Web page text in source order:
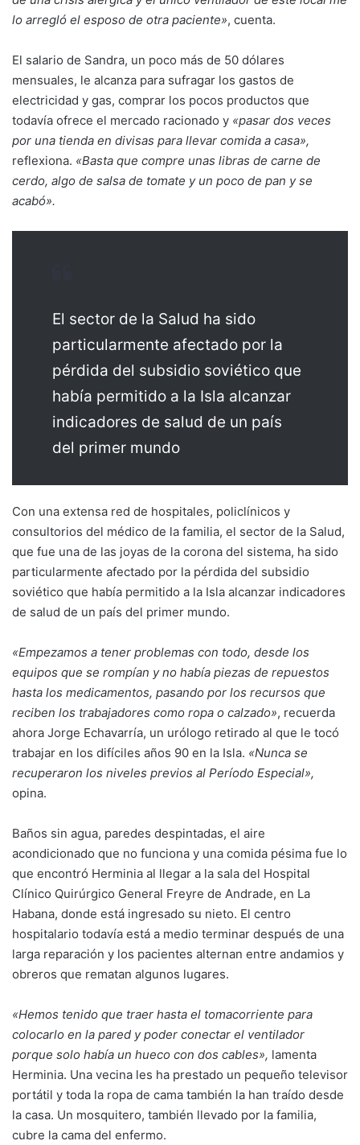
lo arregló el esposo de otra paciente», cuenta.
El salario de Sandra, un poco más de 50 dólares
mensuales, le alcanza para sufragar los gastos de
electricidad y gas, comprar los pocos productos que
todavía ofrece el mercado racionado y «pasar dos veces
por una tienda en divisas para llevar comida a casa»,
reflexiona. «Basta que compre unas libras de carne de
cerdo, algo de salsa de tomate y un poco de pan y se
acabó».
El sector de la Salud ha sido
particularmente afectado por la
pérdida del subsidio soviético que
había permitido a la Isla alcanzar
indicadores de salud de un país
del primer mundo
Con una extensa red de hospitales, policlínicos y
consultorios del médico de la familia, el sector de la Salud,
que fue una de las joyas de la corona del sistema, ha sido
particularmente afectado por la pérdida del subsidio
soviético que había permitido a la Isla alcanzar indicadores
de salud de un país del primer mundo.
«Empezamos a tener problemas con todo, desde los
equipos que se rompían y no había piezas de repuestos
hasta los medicamentos, pasando por los recursos que
reciben los trabajadores como ropa o calzado», recuerda
ahora Jorge Echavarría, un urólogo retirado al que le tocó
trabajar en los difíciles años 90 en la Isla. «Nunca se
recuperaron los niveles previos al Período Especial»,
opina.
Baños sin agua, paredes despintadas, el aire
acondicionado que no funciona y una comida pésima fue lo
que encontró Herminia al llegar a la sala del Hospital
Clínico Quirúrgico General Freyre de Andrade, en La
Habana, donde está ingresado su nieto. El centro
hospitalario todavía está a medio terminar después de una
larga reparación y los pacientes alternan entre andamios y
obreros que rematan algunos lugares.
«Hemos tenido que traer hasta el tomacorriente para
colocarlo en la pared y poder conectar el ventilador
porque solo había un hueco con dos cables», lamenta
Herminia. Una vecina les ha prestado un pequeño televisor
portátil y toda la ropa de cama también la han traído desde
la casa. Un mosquitero, también llevado por la familia,
cubre la cama del enfermo.